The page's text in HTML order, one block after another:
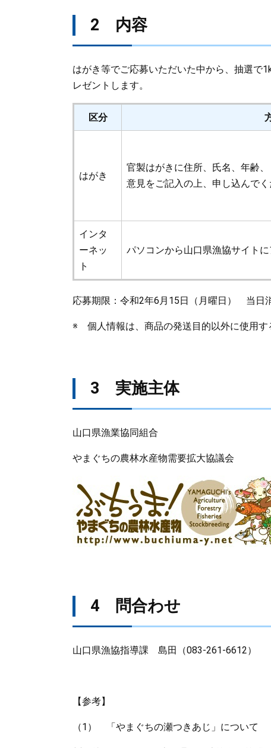
2 内容
はがき等でご応募いただいた中から、抽選で
レゼントします。
区分
はがき
官製はがきに住所、氏名、年齢
意見をご記入の上、申し込んでく
インタ
ーネッ
ト
パソコンから山口県漁協サイト
応募期限：令和2年6月15日（月曜日） 当日
※ 個人情報は、商品の発送目的以外に使用す
3 実施主体
山口県漁業協同組合
やまぐちの農林水産物需要拡大協議会
4 問合わせ
山口県漁協指導課 島田（083-261-6612）
【参考】
（1） 「やまぐちの瀬つきあじ」について